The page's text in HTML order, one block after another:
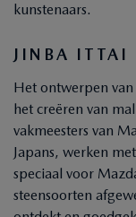
kunstenaars.
JINBA ITTAI
Het ontwerpen
het creëren van
vakmeesters van
Japans, werken
speciaal voor
steensoorten